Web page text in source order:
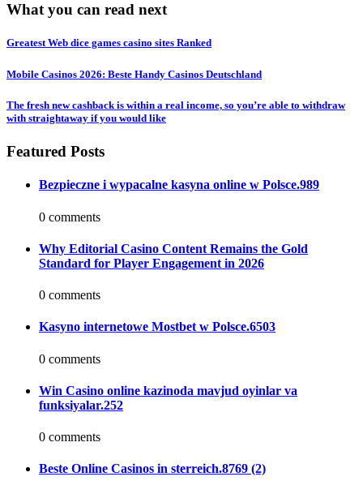
What you can read next
Greatest Web dice games casino sites Ranked
Mobile Casinos 2026: Beste Handy Casinos Deutschland
The fresh new cashback is within a real income, so you’re able to withdraw
with straightaway if you would like
Featured Posts
Bezpieczne i wypacalne kasyna online w Polsce.989
0 comments
Why Editorial Casino Content Remains the Gold
Standard for Player Engagement in 2026
0 comments
Kasyno internetowe Mostbet w Polsce.6503
0 comments
Win Casino online kazinoda mavjud oyinlar va
funksiyalar.252
0 comments
Beste Online Casinos in sterreich.8769 (2)